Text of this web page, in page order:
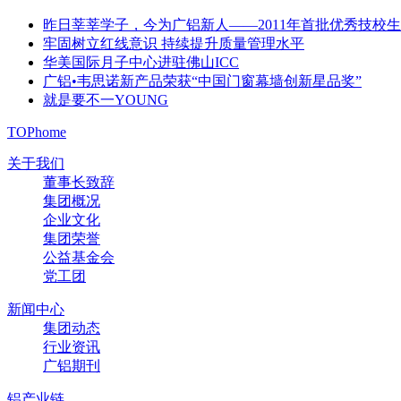
昨日莘莘学子，今为广铝新人——2011年首批优秀技校
牢固树立红线意识 持续提升质量管理水平
华美国际月子中心进驻佛山ICC
广铝•韦思诺新产品荣获“中国门窗幕墙创新星品奖”
就是要不一YOUNG
TOPhome
关于我们
董事长致辞
集团概况
企业文化
集团荣誉
公益基金会
党工团
新闻中心
集团动态
行业资讯
广铝期刊